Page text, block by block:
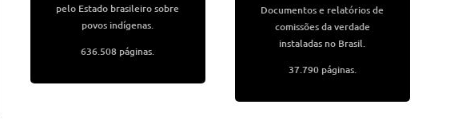
pelo Estado brasileiro sobre
povos indígenas.
636.508 páginas.
Documentos e relatórios de
comissões da verdade
instaladas no Brasil.
37.790 páginas.